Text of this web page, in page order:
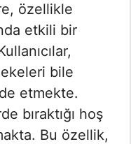
özellikle
etkili bir
bile
etmekte.
bıraktığı hoş
Bu özellik,